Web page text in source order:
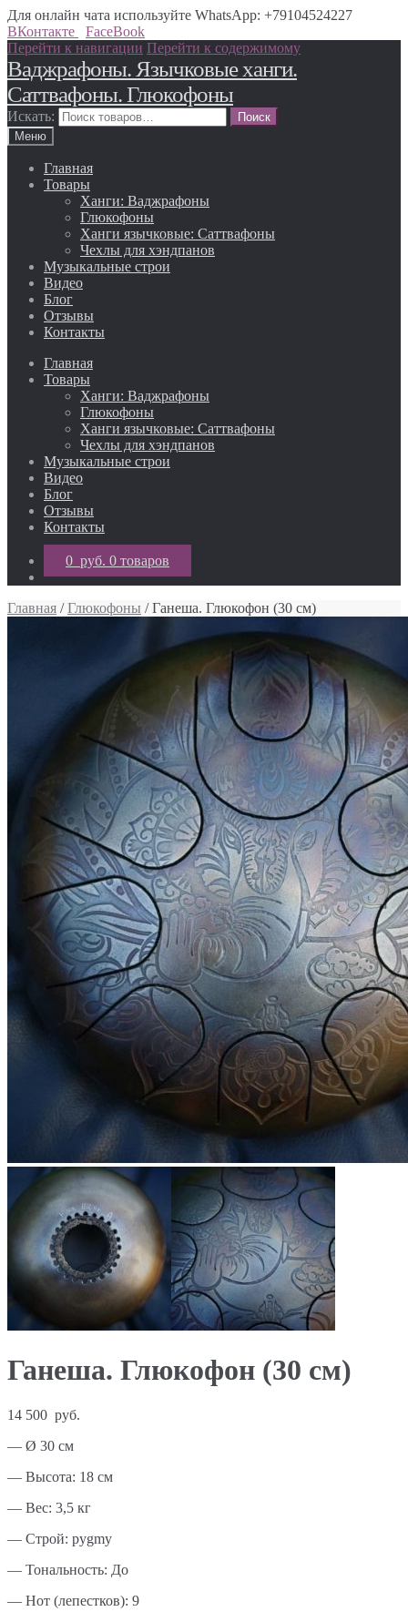
Для онлайн чата используйте WhatsApp: +79104524227
ВКонтакте
FaceBook
Перейти к навигации Перейти к содержимому
Ваджрафоны. Язычковые ханги.
Саттвафоны. Глюкофоны
Искать:
Меню
Главная
Товары
Ханги: Ваджрафоны
Глюкофоны
Ханги язычковые: Саттвафоны
Чехлы для хэндпанов
Музыкальные строи
Видео
Блог
Отзывы
Контакты
Главная
Товары
Ханги: Ваджрафоны
Глюкофоны
Ханги язычковые: Саттвафоны
Чехлы для хэндпанов
Музыкальные строи
Видео
Блог
Отзывы
Контакты
0 руб. 0 товаров
Главная /Глюкофоны / Ганеша. Глюкофон (30 см)
Ганеша. Глюкофон (30 см)
14 500 руб.
— Ø 30 см
— Высота: 18 см
— Вес: 3,5 кг
— Строй: pygmy
— Тональность: До
— Нот (лепестков): 9